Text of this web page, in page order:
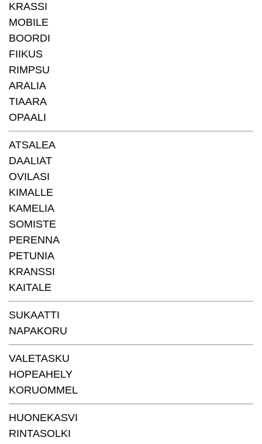
KRASSI
MOBILE
BOORDI
FIIKUS
RIMPSU
ARALIA
TIAARA
OPAALI
ATSALEA
DAALIAT
OVILASI
KIMALLE
KAMELIA
SOMISTE
PERENNA
PETUNIA
KRANSSI
KAITALE
SUKAATTI
NAPAKORU
VALETASKU
HOPEAHELY
KORUOMMEL
HUONEKASVI
RINTASOLKI